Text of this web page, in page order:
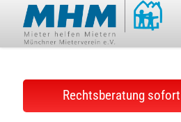
content
Rechtsberatung sofort